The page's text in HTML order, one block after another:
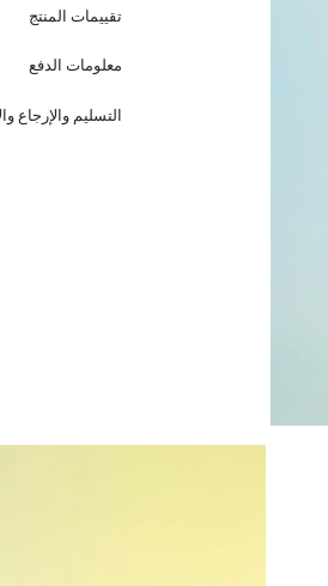
تقييمات المنتج
معلومات الدفع
التسليم والإرجاع